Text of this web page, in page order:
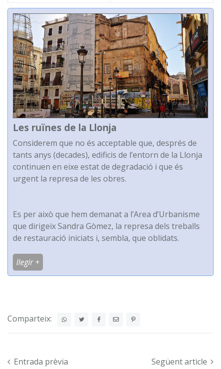
Les ruïnes de la Llonja
Considerem que no és acceptable que, després de
tants anys (decades), edificis de l’entorn de la Llonja
continuen en eixe estat de degradació i que és
urgent la represa de les obres.
Es per això que hem demanat a l’Area d’Urbanisme
que dirigeix Sandra Gòmez, la represa dels treballs
de restauració iniciats i, sembla, que oblidats.
llegir +
Comparteix:
Post navigation
Entrada prèvia
Següent article